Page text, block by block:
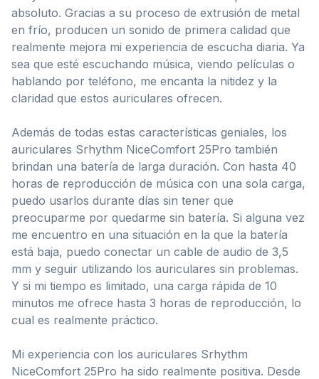
absoluto. Gracias a su proceso de extrusión de metal
en frío, producen un sonido de primera calidad que
realmente mejora mi experiencia de escucha diaria. Ya
sea que esté escuchando música, viendo películas o
hablando por teléfono, me encanta la nitidez y la
claridad que estos auriculares ofrecen.
Además de todas estas características geniales, los
auriculares Srhythm NiceComfort 25Pro también
brindan una batería de larga duración. Con hasta 40
horas de reproducción de música con una sola carga,
puedo usarlos durante días sin tener que
preocuparme por quedarme sin batería. Si alguna vez
me encuentro en una situación en la que la batería
está baja, puedo conectar un cable de audio de 3,5
mm y seguir utilizando los auriculares sin problemas.
Y si mi tiempo es limitado, una carga rápida de 10
minutos me ofrece hasta 3 horas de reproducción, lo
cual es realmente práctico.
Mi experiencia con los auriculares Srhythm
NiceComfort 25Pro ha sido realmente positiva. Desde